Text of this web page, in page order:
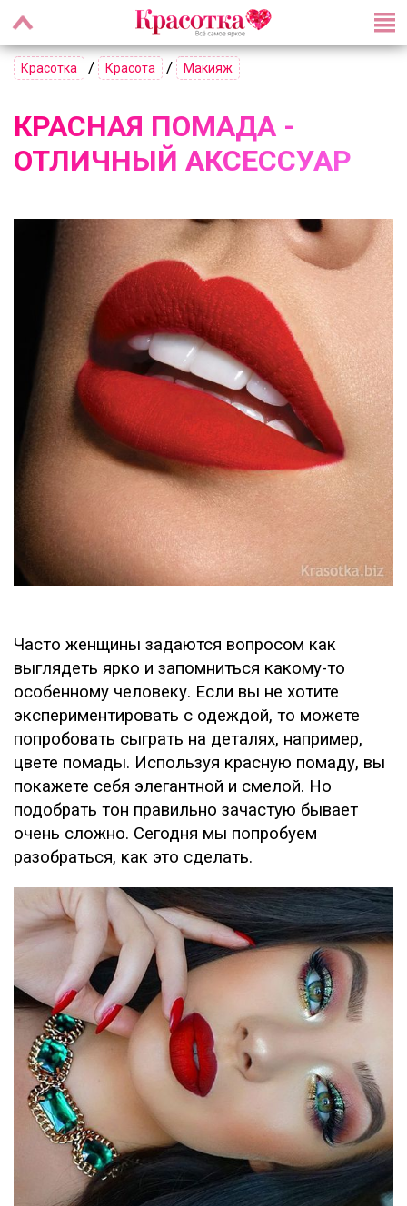
Красотка / Красота / Макияж
КРАСНАЯ ПОМАДА -
ОТЛИЧНЫЙ АКСЕССУАР
Часто женщины задаются вопросом как
выглядеть ярко и запомниться какому-то
особенному человеку. Если вы не хотите
экспериментировать с одеждой, то можете
попробовать сыграть на деталях, например,
цвете помады. Используя красную помаду, вы
покажете себя элегантной и смелой. Но
подобрать тон правильно зачастую бывает
очень сложно. Сегодня мы попробуем
разобраться, как это сделать.